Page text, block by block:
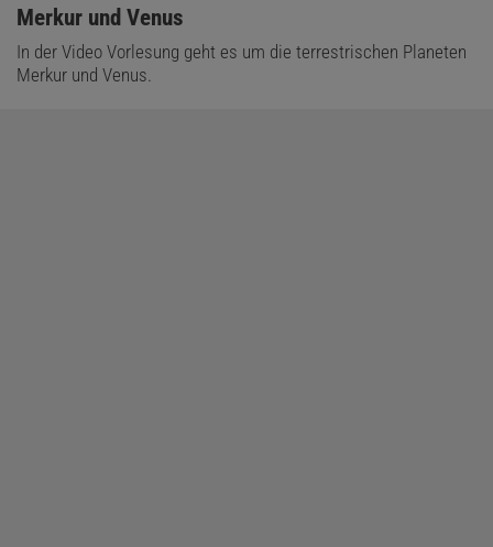
:
Merkur und Venus
In der Video Vorlesung geht es um die terrestrischen Planeten
Merkur und Venus.